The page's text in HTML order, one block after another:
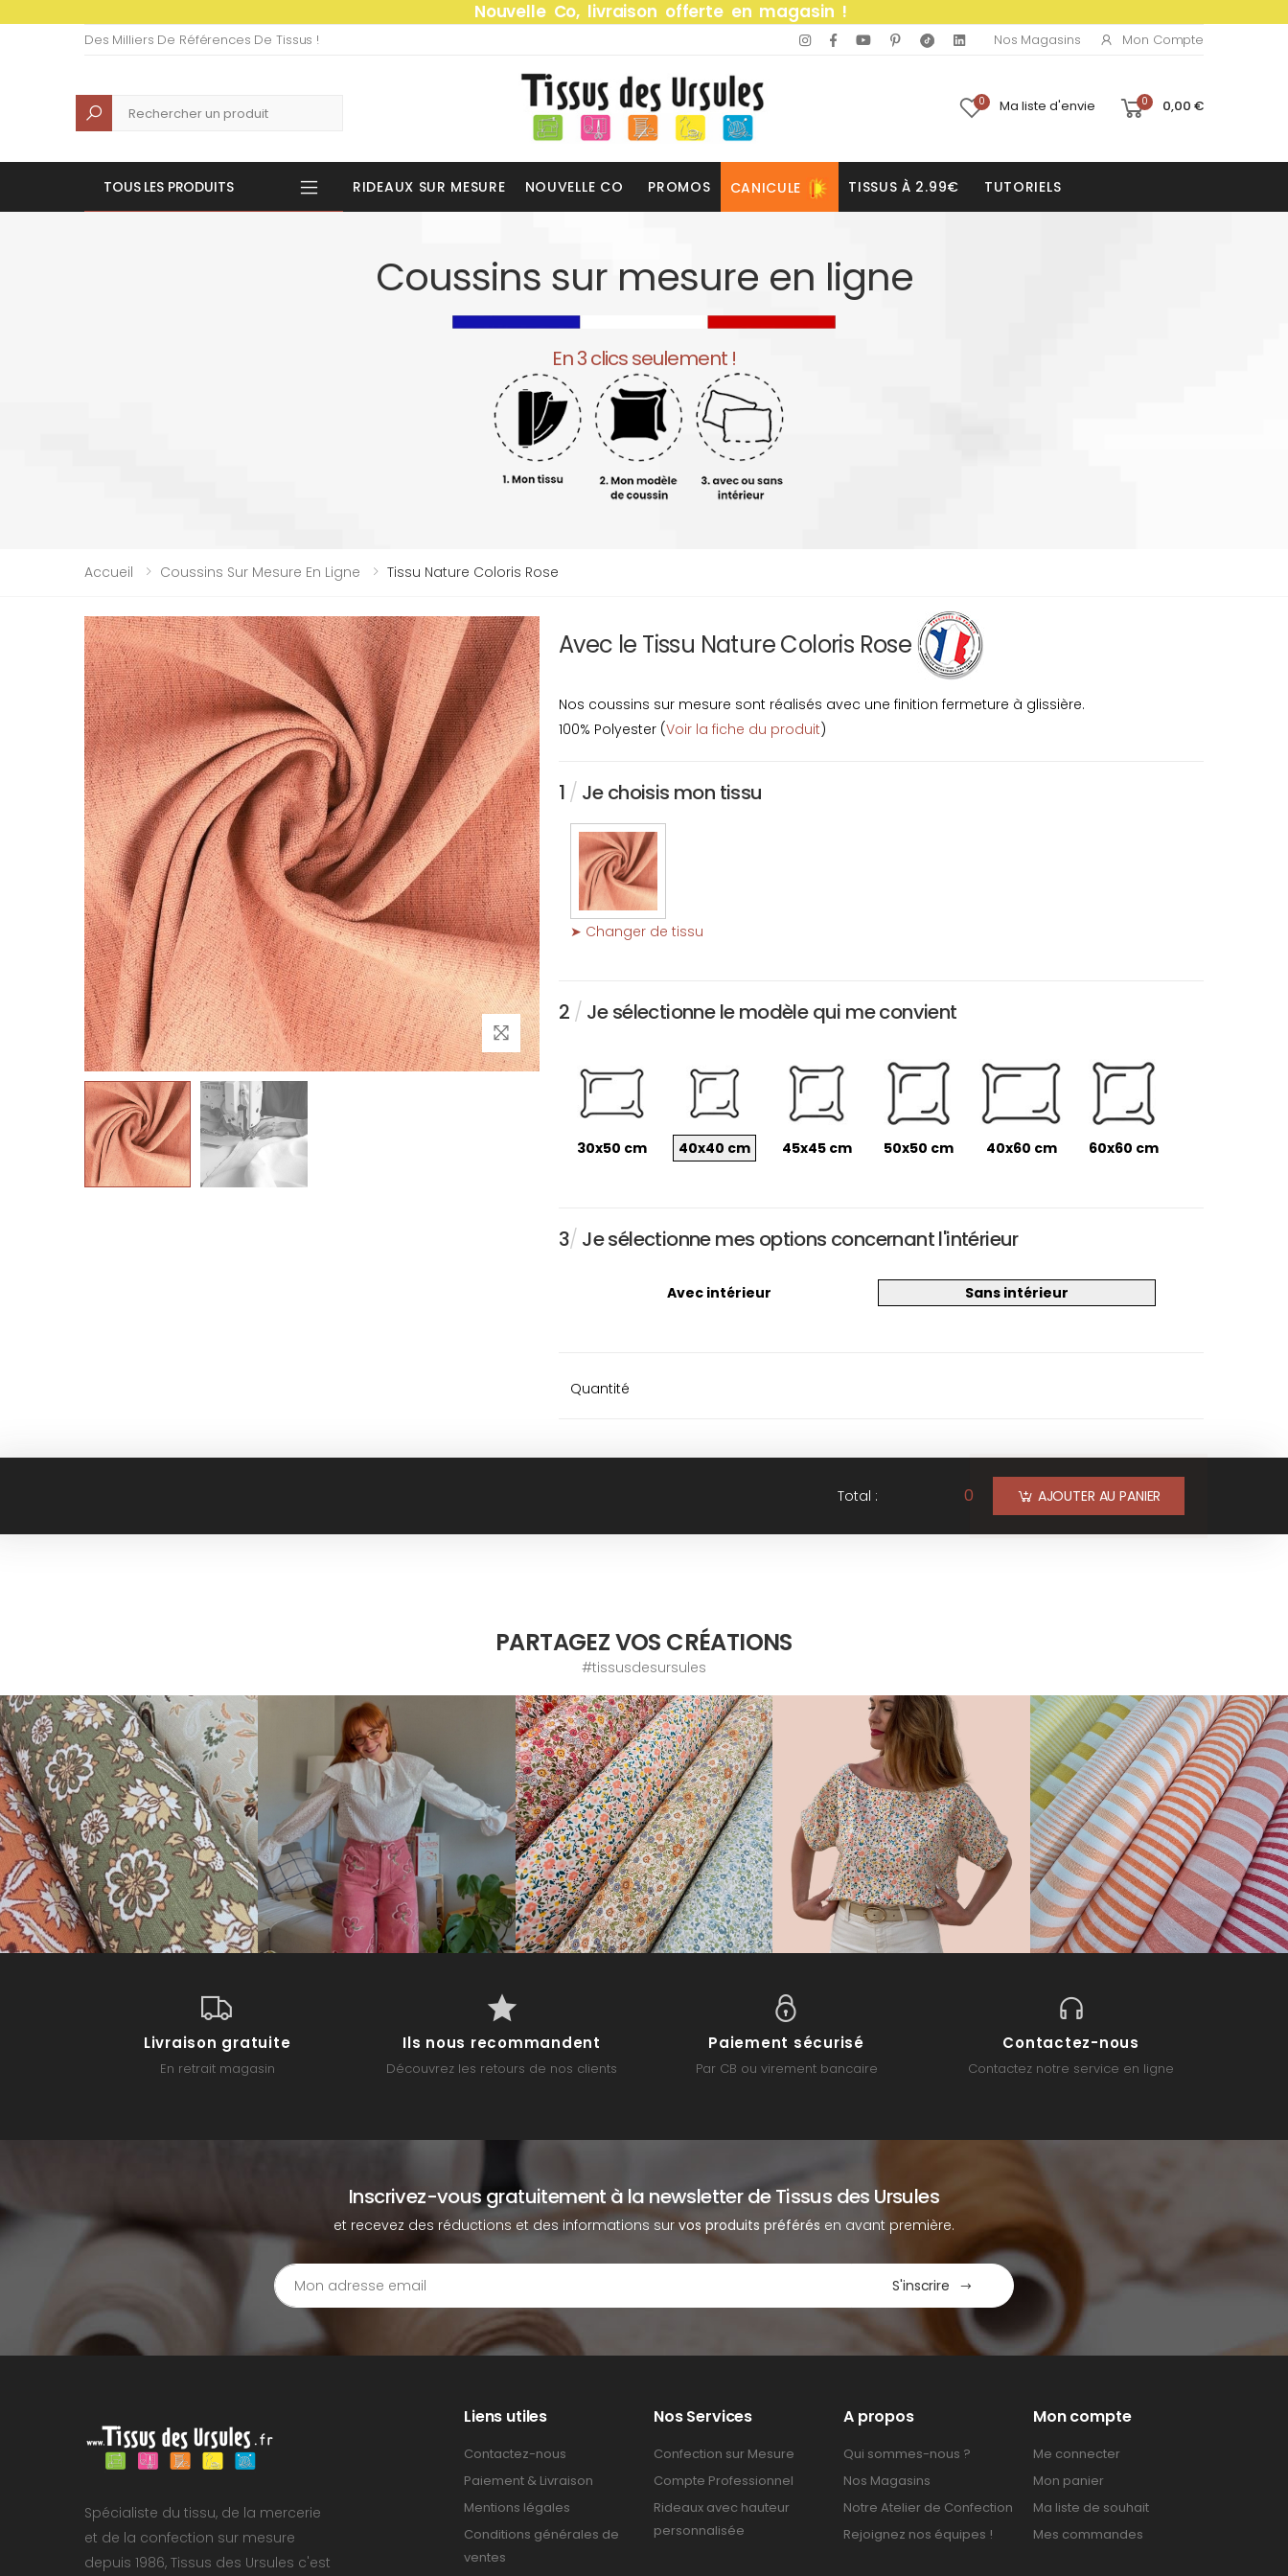
Nouvelle Co, livraison offerte en magasin !
Des Milliers De Références De Tissus ! Nos Magasins Mon Compte
Recherche 0 Ma liste d'envie 0 0,00 €
TOUS LES PRODUITS RIDEAUX SUR MESURE NOUVELLE CO PROMOS CANICULE TISSUS À 2.99€ TUTORIELS
Coussins sur mesure en ligne
En 3 clics seulement !
Accueil Coussins Sur Mesure En Ligne Tissu Nature Coloris Rose
Avec le Tissu Nature Coloris Rose
Nos coussins sur mesure sont réalisés avec une finition fermeture à glissière.
100% Polyester (Voir la fiche du produit)
1 / Je choisis mon tissu
➤ Changer de tissu
2 / Je sélectionne le modèle qui me convient
30x50 cm 40x40 cm 45x45 cm 50x50 cm 40x60 cm 60x60 cm
3/ Je sélectionne mes options concernant l'intérieur
Avec intérieur Sans intérieur
Quantité
Total : 0 AJOUTER AU PANIER
PARTAGEZ VOS CRÉATIONS
#tissusdesursules
Livraison gratuite
En retrait magasin
Ils nous recommandent
Découvrez les retours de nos clients
Paiement sécurisé
Par CB ou virement bancaire
Contactez-nous
Contactez notre service en ligne
Inscrivez-vous gratuitement à la newsletter de Tissus des Ursules
et recevez des réductions et des informations survos produits préférés en avant première.
S'inscrire
Spécialiste du tissu, de la mercerie
et de la confection sur mesure
depuis 1986, Tissus des Ursules c'est
Liens utiles
Contactez-nous
Paiement & Livraison
Mentions légales
Conditions générales de
ventes
Nos Services
Confection sur Mesure
Compte Professionnel
Rideaux avec hauteur
personnalisée
A propos
Qui sommes-nous ?
Nos Magasins
Notre Atelier de Confection
Rejoignez nos équipes !
Mon compte
Me connecter
Mon panier
Ma liste de souhait
Mes commandes